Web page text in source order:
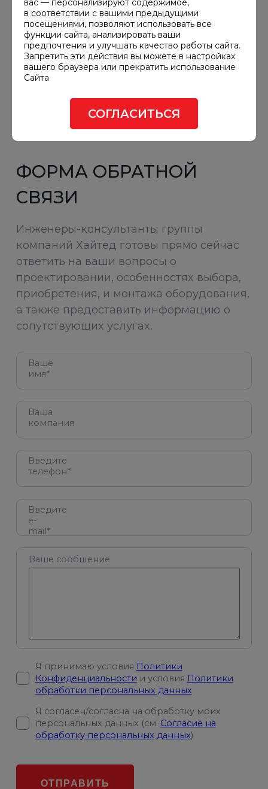
ФОРМА ОБРАТНОЙ
СВЯЗИ
Инженеры-консультанты группы
компаний Хайтед готовы прямо сейчас
ответить на ваши вопросы о
проектировании, особенностях выбора,
приобретения, и монтажа оборудования,
а также предоставить информацию о
сопутствующих услугах.
Ваше
имя*
Ваша
компания
Введите
телефон*
Введите
e-
mail*
Ваше сообщение
Я принимаю условия Политики
Конфиденциальности и условия Политики
обработки персональных данных
Я согласен/согласна на обработку моих
персональных данных (см. Согласие на
обработку персональных данных)
ОТПРАВИТЬ
в соответствии с вашими предыдущими
посещениями, позволяют использовать все
функции сайта, анализировать ваши
предпочтения и улучшать качество работы сайта.
Запретить эти действия вы можете в настройках
вашего браузера или прекратить использование
Сайта
СОГЛАСИТЬСЯ